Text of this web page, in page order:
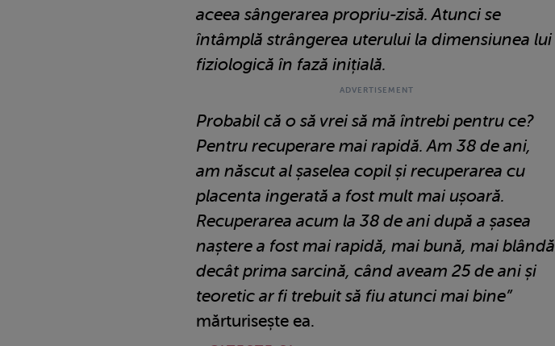
aceea sângerarea propriu-zisă. Atunci se
întâmplă strângerea uterului la dimensiunea lui
fiziologică în fază inițială.
Probabil că o să vrei să mă întrebi pentru ce?
Pentru recuperare mai rapidă. Am 38 de ani,
am născut al șaselea copil și recuperarea cu
placenta ingerată a fost mult mai ușoară.
Recuperarea acum la 38 de ani după a șasea
naștere a fost mai rapidă, mai bună, mai blândă
decât prima sarcină, când aveam 25 de ani și
teoretic ar fi trebuit să fiu atunci mai bine”
mărturisește ea.